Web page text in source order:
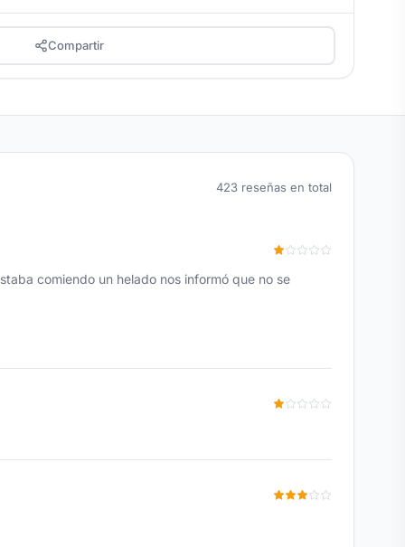
Compartir
423 reseñas en total
comiendo un helado nos informó que no se